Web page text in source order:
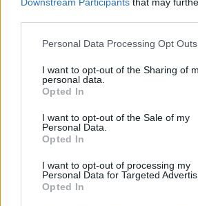
Personal Data Processing Opt Outs
I want to opt-out of the Sharing of
personal data.
Opted In
I want to opt-out of the Sale of my
Personal Data.
Opted In
I want to opt-out of processing my
Personal Data for Targeted
Opted In
„Siekdami atsakingai
tinkamiausius sprendimus,
koalicinės tarybos posėdį“, –
politikas.
Po protesto prie
vienas žingsnis: sostinėje
kultūros bendruomenės